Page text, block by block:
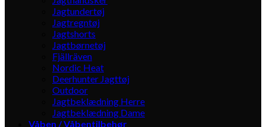
Jagtundertøj
Jagtregntøj
Jagtshorts
Jagtbørnetøj
Fjällräven
Nordic Heat
Deerhunter Jagttøj
Outdoor
Jagtbeklædning Herre
Jagtbeklædning Dame
Våben / Våbentilbehør